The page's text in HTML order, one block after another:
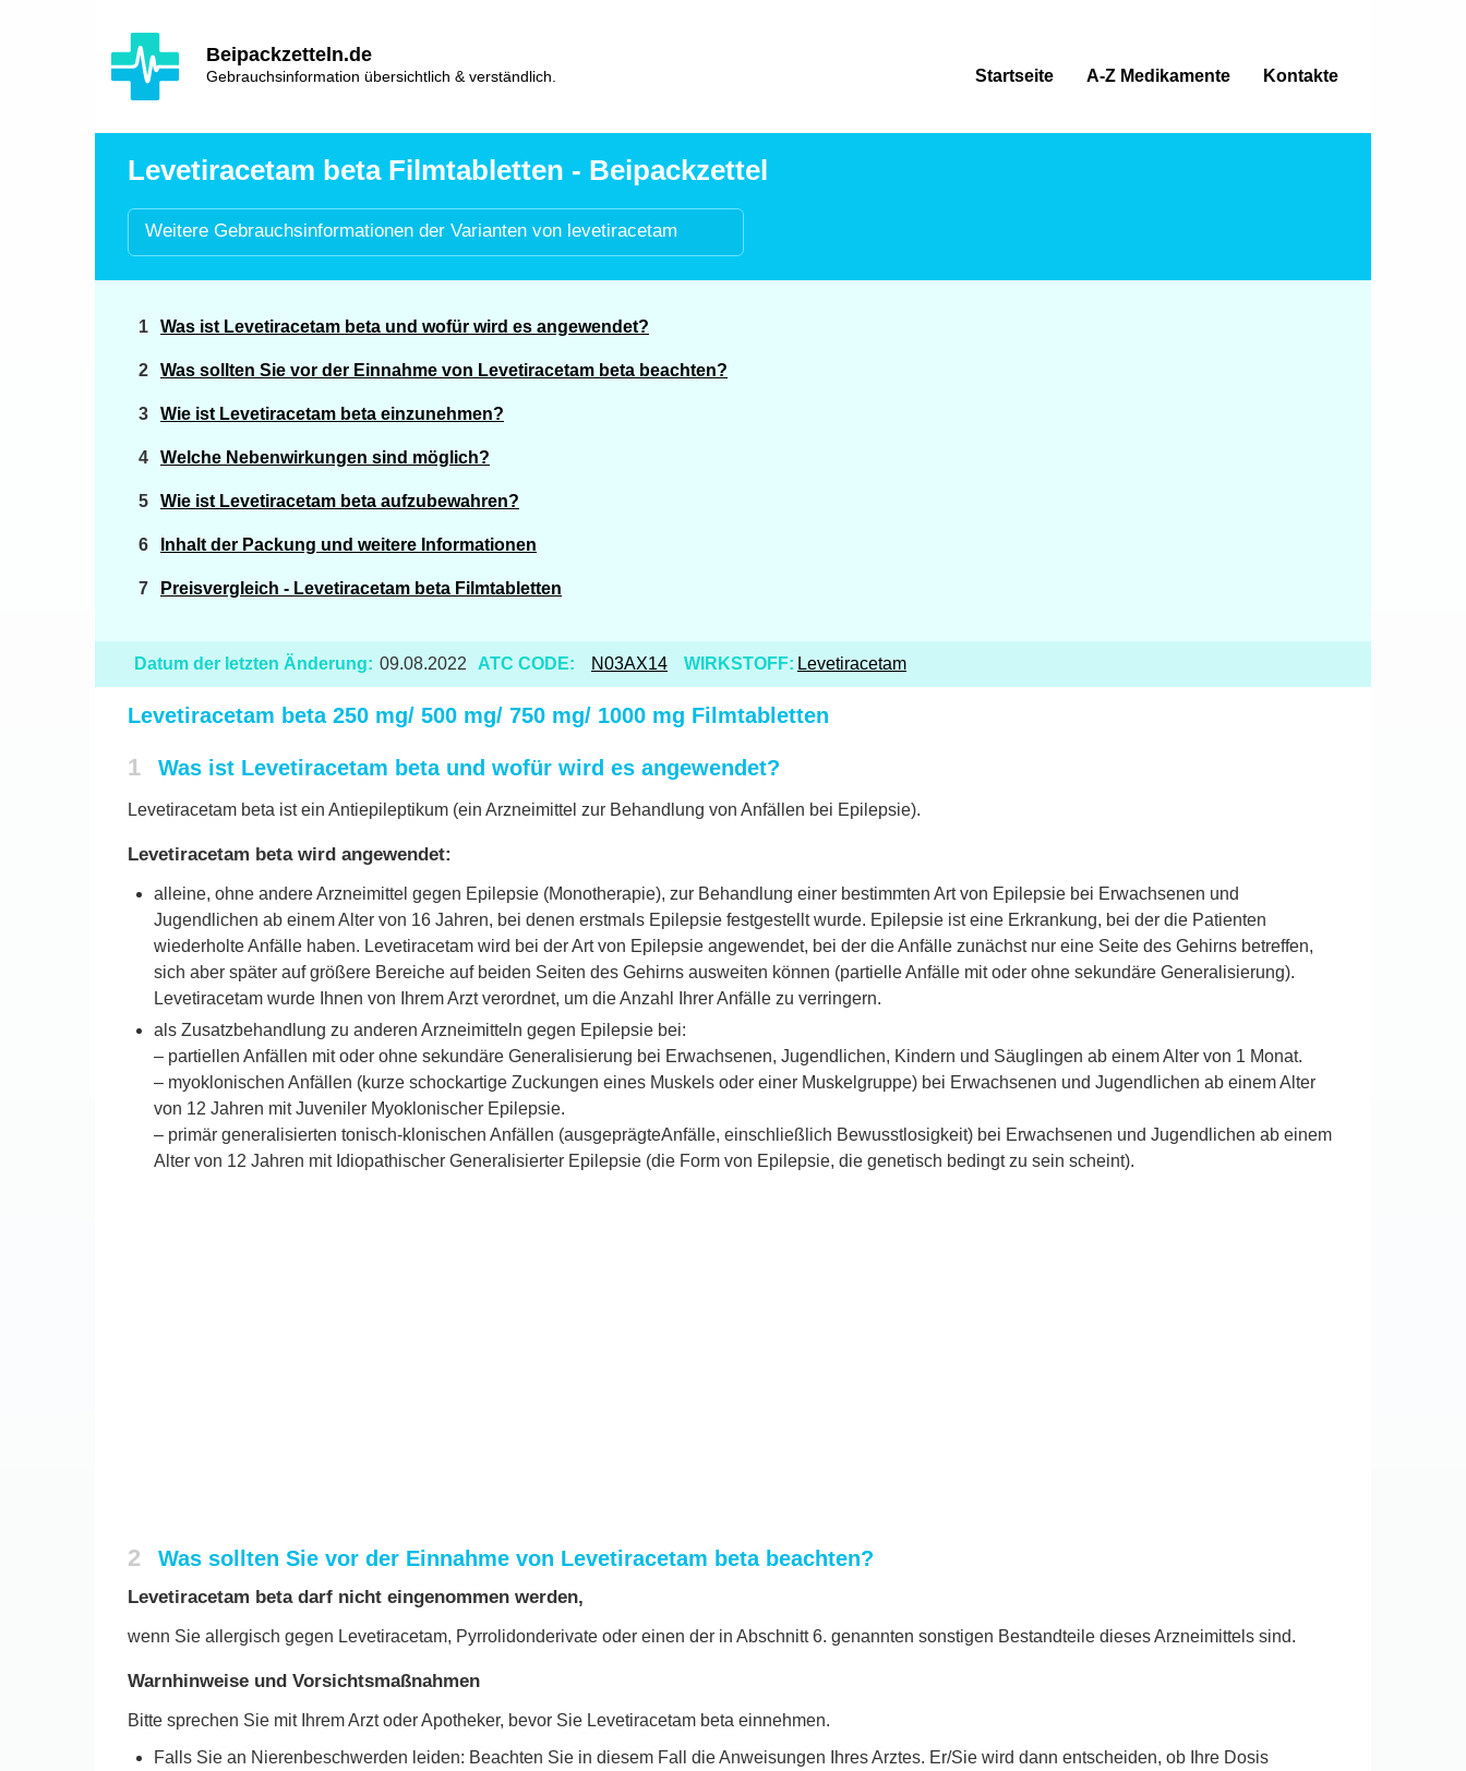
Beipackzetteln.de
Gebrauchsinformation übersichtlich & verständlich.
Hlavní
navigace
Startseite A-Z Medikamente Kontakte
Levetiracetam beta Filmtabletten - Beipackzettel
Weitere Gebrauchsinformationen der Varianten von levetiracetam
Was ist Levetiracetam beta und wofür wird es angewendet?
Was sollten Sie vor der Einnahme von Levetiracetam beta beachten?
Wie ist Levetiracetam beta einzunehmen?
Welche Nebenwirkungen sind möglich?
Wie ist Levetiracetam beta aufzubewahren?
Inhalt der Packung und weitere Informationen
Preisvergleich - Levetiracetam beta Filmtabletten
Datum der letzten Änderung: 09.08.2022 ATC CODE: N03AX14 WIRKSTOFF: Levetiracetam
Levetiracetam beta 250 mg/ 500 mg/ 750 mg/ 1000 mg Filmtabletten
1 Was ist Levetiracetam beta und wofür wird es angewendet?
Levetiracetam beta ist ein Antiepileptikum (ein Arzneimittel zur Behandlung von Anfällen bei Epilepsie).
Levetiracetam beta wird angewendet:
alleine, ohne andere Arzneimittel gegen Epilepsie (Monotherapie), zur Behandlung einer bestimmten Art von Epilepsie bei Erwachsenen und
Jugendlichen ab einem Alter von 16 Jahren, bei denen erstmals Epilepsie festgestellt wurde. Epilepsie ist eine Erkrankung, bei der die Patienten
wiederholte Anfälle haben. Levetiracetam wird bei der Art von Epilepsie angewendet, bei der die Anfälle zunächst nur eine Seite des Gehirns betreffen,
sich aber später auf größere Bereiche auf beiden Seiten des Gehirns ausweiten können (partielle Anfälle mit oder ohne sekundäre Generalisierung).
Levetiracetam wurde Ihnen von Ihrem Arzt verordnet, um die Anzahl Ihrer Anfälle zu verringern.
als Zusatzbehandlung zu anderen Arzneimitteln gegen Epilepsie bei:
– partiellen Anfällen mit oder ohne sekundäre Generalisierung bei Erwachsenen, Jugendlichen, Kindern und Säuglingen ab einem Alter von 1 Monat.
– myoklonischen Anfällen (kurze schockartige Zuckungen eines Muskels oder einer Muskelgruppe) bei Erwachsenen und Jugendlichen ab einem Alter
von 12 Jahren mit Juveniler Myoklonischer Epilepsie.
– primär generalisierten tonisch-klonischen Anfällen (ausgeprägteAnfälle, einschließlich Bewusstlosigkeit) bei Erwachsenen und Jugendlichen ab einem
Alter von 12 Jahren mit Idiopathischer Generalisierter Epilepsie (die Form von Epilepsie, die genetisch bedingt zu sein scheint).
2 Was sollten Sie vor der Einnahme von Levetiracetam beta beachten?
Levetiracetam beta darf nicht eingenommen werden,
wenn Sie allergisch gegen Levetiracetam, Pyrrolidonderivate oder einen der in Abschnitt 6. genannten sonstigen Bestandteile dieses Arzneimittels sind.
Warnhinweise und Vorsichtsmaßnahmen
Bitte sprechen Sie mit Ihrem Arzt oder Apotheker, bevor Sie Levetiracetam beta einnehmen.
Falls Sie an Nierenbeschwerden leiden: Beachten Sie in diesem Fall die Anweisungen Ihres Arztes. Er/Sie wird dann entscheiden, ob Ihre Dosis